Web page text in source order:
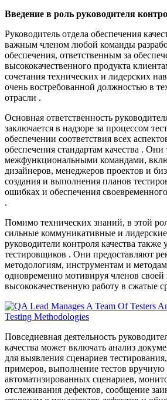
Введение в роль руководителя
Руководитель отдела обеспечения
важным членом любой команды
обеспечения, ответственным за
высококачественного продукта
сочетания технических и лидерских
очень востребованной должностью в
отрасли .
Основная ответственность
заключается в надзоре за процессом
обеспечении соответствия всех
обеспечения стандартам качества .
межфункциональными командами,
дизайнеров, менеджеров проектов и
создания и выполнения планов
ошибках и обеспечения
.
Помимо технических знаний, в этой
сильные коммуникативные и
руководители контроля качества
тестировщиков . Они предоставляют
методологиям, инструментам и
одновременно мотивируя членов
высококачественную работу в сжатые
Повседневная деятельность
качества может включать анализ
для выявления сценариев
примеров, выполнение тестов
автоматизированных сценариев,
отслеживания дефектов, сообщение